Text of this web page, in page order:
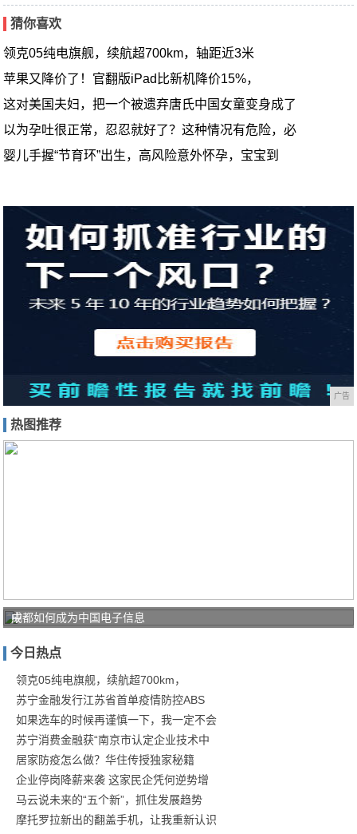
猜你喜欢
领克05纯电旗舰，续航超700km，轴距近3米
苹果又降价了！官翻版iPad比新机降价15%，
这对美国夫妇，把一个被遗弃唐氏中国女童变身成了
以为孕吐很正常，忍忍就好了？这种情况有危险，必
婴儿手握“节育环”出生，高风险意外怀孕，宝宝到
广告
热图推荐
中
电
信
锤
炼
工
业
互
联
网
成都如何成为中国电子信息
今日热点
领克05纯电旗舰，续航超700km，
苏宁金融发行江苏省首单疫情防控ABS
如果选车的时候再谨慎一下，我一定不会
苏宁消费金融获“南京市认定企业技术中
居家防疫怎么做？华住传授独家秘籍
企业停岗降薪来袭 这家民企凭何逆势增
马云说未来的“五个新”，抓住发展趋势
摩托罗拉新出的翻盖手机，让我重新认识